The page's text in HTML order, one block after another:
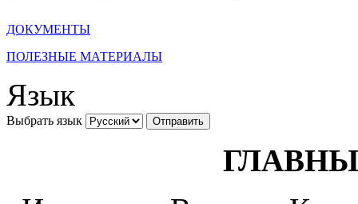
ДОКУМЕНТЫ
ПОЛЕЗНЫЕ МАТЕРИАЛЫ
Язык
Выбрать язык